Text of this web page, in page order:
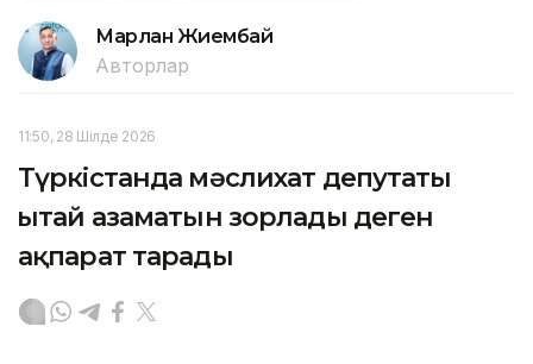
Марлан Жиембай
Авторлар
11:50, 28 Шілде 2026
Түркістанда мәслихат депутаты
Қытай азаматын зорлады деген
ақпарат тарады